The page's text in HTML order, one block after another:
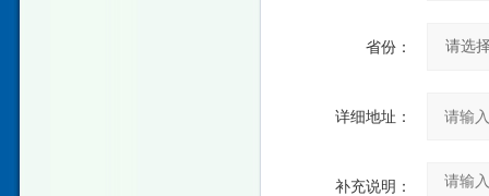
省份：
详细地址：
补充说明：